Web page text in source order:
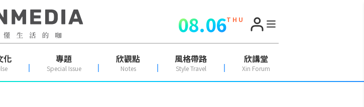
08.06T H U
化 專題
Special Issue
欣觀點
Notes
風格帶路
Style Travel
欣講堂
Xin Forum